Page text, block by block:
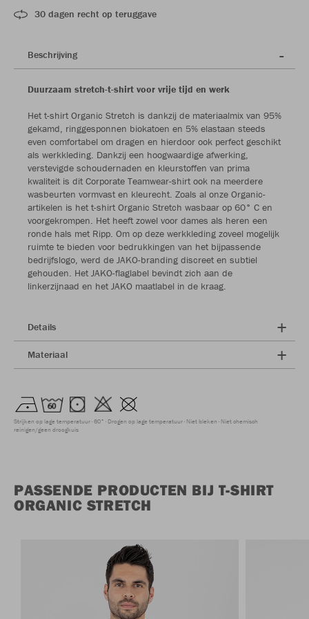
30 dagen recht op teruggave
Beschrijving
Duurzaam stretch-t-shirt voor vrije tijd en werk
Het t-shirt Organic Stretch is dankzij de materiaalmix van 95%
gekamd, ringgesponnen biokatoen en 5% elastaan steeds
even comfortabel om dragen en hierdoor ook perfect geschikt
als werkkleding. Dankzij een hoogwaardige afwerking,
verstevigde schoudernaden en kleurstoffen van prima
kwaliteit is dit Corporate Teamwear-shirt ook na meerdere
wasbeurten vormvast en kleurecht. Zoals al onze Organic-
artikelen is het t-shirt Organic Stretch wasbaar op 60° C en
voorgekrompen. Het heeft zowel voor dames als heren een
ronde hals met Ripp. Om op deze werkkleding zoveel mogelijk
ruimte te bieden voor bedrukkingen van het bijpassende
bedrijfslogo, werd de JAKO-branding discreet en subtiel
gehouden. Het JAKO-flaglabel bevindt zich aan de
linkerzijnaad en het JAKO maatlabel in de kraag.
Details
Materiaal
Strijken op lage temperatuur 60° Drogen op lage temperatuur Niet bleken Niet chemisch
reinigen/geen droogkuis
PASSENDE PRODUCTEN BIJ T-SHIRT
ORGANIC STRETCH